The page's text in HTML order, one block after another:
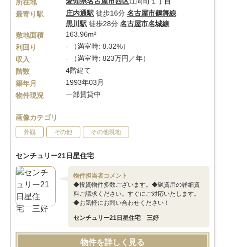
所在地
最寄り駅
庄内通駅 徒歩16分 名古屋市鶴舞線
黒川駅 徒歩28分 名古屋市名城線
敷地面積
163.96m²
利回り
- （満室時: 8.32%）
収入
- （満室時: 823万円／年）
階数
4階建て
築年月
1993年03月
物件現況
一部賃貸中
画像カテゴリ
外観 その他 その他現地
センチュリー21日星住宅
物件担当者コメント
◆投資物件多数ございます。◆融資用の詳細資
料ご請求ください。すぐにご対応いたします。
◆お気軽にお問い合わせください！
センチュリー21日星住宅 三好
物件を詳しく見る